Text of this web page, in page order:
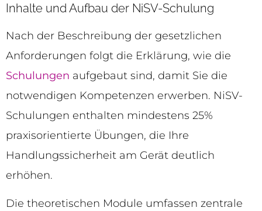
Inhalte und Aufbau der NiSV-Schulung
Nach der Beschreibung der gesetzlichen
Anforderungen folgt die Erklärung, wie die
Schulungen aufgebaut sind, damit Sie die
notwendigen Kompetenzen erwerben. NiSV-
Schulungen enthalten mindestens 25%
praxisorientierte Übungen, die Ihre
Handlungssicherheit am Gerät deutlich
erhöhen.
Die theoretischen Module umfassen zentrale